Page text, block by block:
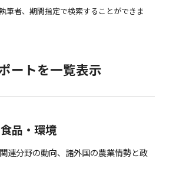
筆者、期間指定で検索することができま
ートを一覧表示
品・環境
連分野の動向、諸外国の農業情勢と政